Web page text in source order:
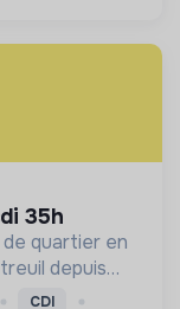
35h
quartier en
depuis
CDI